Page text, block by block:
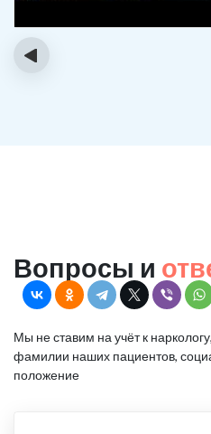
‹
Вопросы и
Мы не ставим на учёт к
фамилии наших пациентов,
положение